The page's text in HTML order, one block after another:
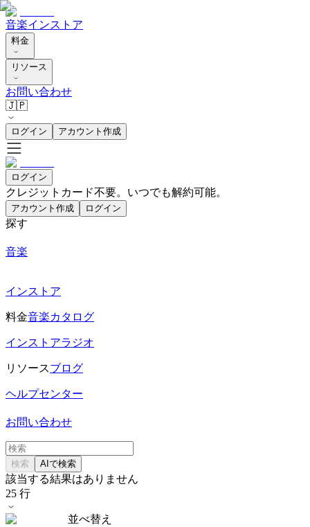
音楽インストア
料金
リソース
お問い合わせ
🇯🇵
ログイン アカウント作成
ログイン
クレジットカード不要。いつでも解約可能。
アカウント作成 ログイン
探す
音楽
インストア
料金音楽カタログ
インストアラジオ
リソースブログ
ヘルプセンター
お問い合わせ
検索 AIで検索
該当する結果はありません
25 行
並べ替え